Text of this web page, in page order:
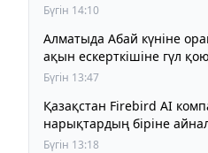
Бүгін 14:10
Алматыда Абай күніне
ақын ескерткішіне гүл
Бүгін 13:47
Қазақстан Firebird AI
нарықтардың біріне
125 МВт болатын AI-
Бүгін 13:18